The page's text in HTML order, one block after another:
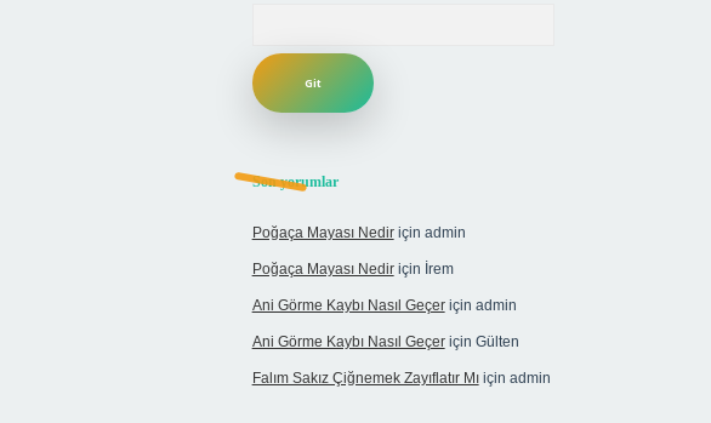
Son yorumlar
Poğaça Mayası Nediriçin admin
Poğaça Mayası Nediriçin İrem
Ani Görme Kaybı Nasıl Geçeriçin admin
Ani Görme Kaybı Nasıl Geçeriçin Gülten
Falım Sakız Çiğnemek Zayıflatır Mıiçin admin